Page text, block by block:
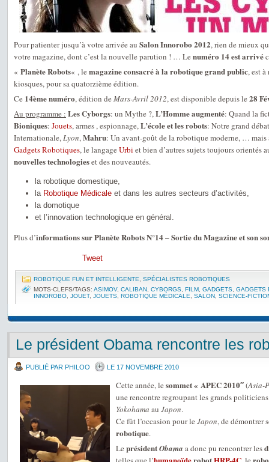
Pour patienter jusqu’à votre arrivée au Salon Innorobo 2012, rien de mieux
votre magazine, dont c’est la nouvelle parution ! … Le numéro 14 est arrivé
« Planète Robots« , le magazine consacré à la robotique grand public, est
kiosques, pour sa quatorzième édition.
Ce 14ème numéro, édition de Mars-Avril 2012, est disponible depuis le 28
Au programme : Les Cyborgs: un Mythe ?,L’Homme augmenté: Quand la
Bioniques: Jouets, armes , espionnage,L’école et les robots: Notre grand
Internationale,Lyon,Mahru: Un avant-goût de la robotique moderne, …
Gadgets Robotiques, le langage Urbi et bien d’autres sujets toujours orientés
nouvelles technologieset des nouveautés.
la robotique domestique,
la Robotique Médicale et dans les autres secteurs d’activités,
la domotique
et l’innovation technologique en général.
Plus d’informations sur Planète Robots N°14 – Sortie du Magazine et son
Tweet
ROBOTIQUE FUN ET INTELLIGENTE
SPÉCIALISTES ROBOTIQUES
MOTS-CLEFS/TAGS: ASIMOV, CALIBAN CYBORGS FILM GADGETS GADGETS
INNOROBO JOUET, JOUETS ROBOTIQUE MÉDICALE SALON SCIENCE-
Le président Obama rencontre les
PUBLIÉ PAR PHILOO LE 17 NOVEMBRE 2010
Cette année, le sommet « APEC 2010″(Asia-
une rencontre regroupant les grands politiciens
Yokohama au Japon.
Ce fût l’occasion pour le Japon, de démontrer
robotique.
Le présidentObama a donc pu rencontrer les